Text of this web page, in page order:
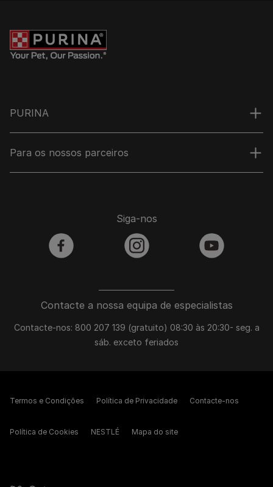
PURINA
Para os nossos parceiros
Contacte a nossa equipa de especialistas
Contacte-nos: 800 207 139 (gratuito) 08:30 às 20:30- seg. a
sáb. exceto feriados
Siga-nos
facebook instagram youtube
Termos e Condições Política de Privacidade Contacte-nos
Política de Cookies NESTLÉ Mapa do site